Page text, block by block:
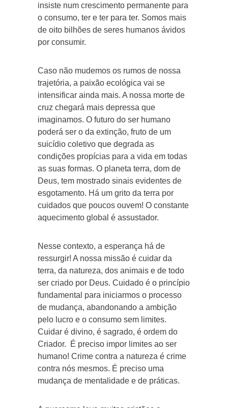
insiste num crescimento permanente para
o consumo, ter e ter para ter. Somos mais
de oito bilhões de seres humanos ávidos
por consumir.
Caso não mudemos os rumos de nossa
trajetória, a paixão ecológica vai se
intensificar ainda mais. A nossa morte de
cruz chegará mais depressa que
imaginamos. O futuro do ser humano
poderá ser o da extinção, fruto de um
suicídio coletivo que degrada as
condições propícias para a vida em todas
as suas formas. O planeta terra, dom de
Deus, tem mostrado sinais evidentes de
esgotamento. Há um grito da terra por
cuidados que poucos ouvem! O constante
aquecimento global é assustador.
Nesse contexto, a esperança há de
ressurgir! A nossa missão é cuidar da
terra, da natureza, dos animais e de todo
ser criado por Deus. Cuidado é o princípio
fundamental para iniciarmos o processo
de mudança, abandonando a ambição
pelo lucro e o consumo sem limites.
Cuidar é divino, é sagrado, é ordem do
Criador. É preciso impor limites ao ser
humano! Crime contra a natureza é crime
contra nós mesmos. É preciso uma
mudança de mentalidade e de práticas.